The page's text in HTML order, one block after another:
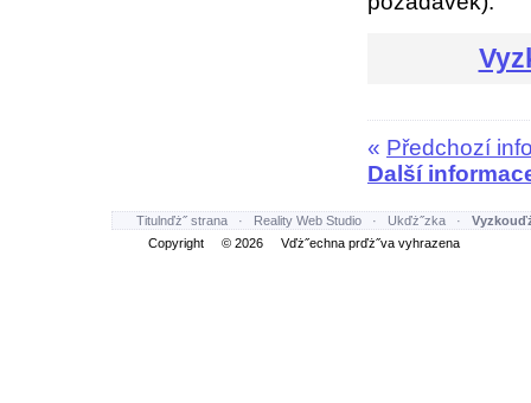
« Předchozí
Další
Titulnďż˝ strana · Reality Web Studio · Ukďż˝zka ·
Copyright © 2026 Vďż˝echna prďż˝va vyhrazena